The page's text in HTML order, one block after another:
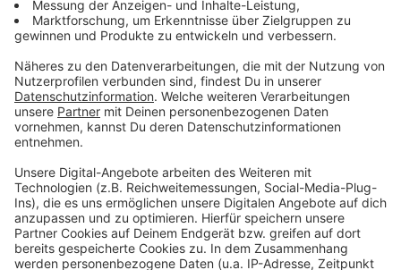
einzubetten. Dieser Service kann
Daten zu Ihren Aktivitäten
Details durch und stimmen Sie der
Nutzung des Service zu, um dieses
Video anzusehen.
Akzeptieren
powered byUsercentrics Consent
Management Platform
SLAY - HIGH MIT MIR
Anzeige